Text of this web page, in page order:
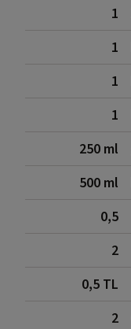
1
1
1
1
250 ml
500 ml
0,5
2
0,5 TL
2